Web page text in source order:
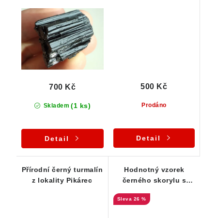
24 g
Skladem (1 ks)
700 Kč
Detail
Prodáno
500 Kč
Detail
Přírodní černý turmalín
z lokality Pikárec
Hodnotný vzorek
černého skorylu s
26 %